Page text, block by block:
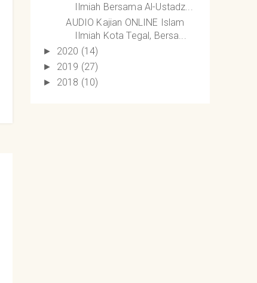
Ilmiah Bersama Al-Ustadz...
AUDIO Kajian ONLINE Islam
Ilmiah Kota Tegal, Bersa...
► 2020 (14)
► 2019 (27)
► 2018 (10)